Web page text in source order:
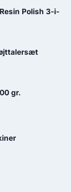
Polish 3-i-
gr.